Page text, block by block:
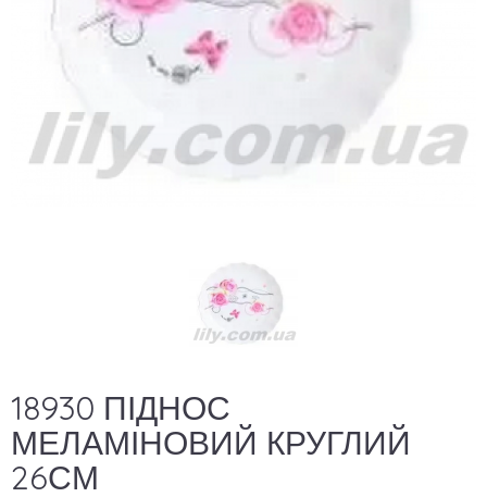
18930 ПІДНОС
МЕЛАМІНОВИЙ КРУГЛИЙ
26СМ